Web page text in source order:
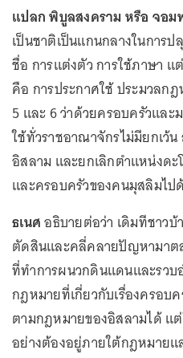
แปลก พิบูลสงคราม หรือ จอม
เป็นชาติเป็นแกนกลางในการ
ชื่อ การแต่งตัว การใช้ภาษา
คือ การประกาศใช้ ประมวล
5 และ 6 ว่าด้วยครอบครัวแล
ใช้ทั่วราชอาณาจักรไม่มียกเว้
อิสลาม และยกเลิกตำแหน่งด
และครอบครัวของคนมุสลิมไป
ธเนศอธิบายต่อว่า เดิมทีชาว
ตัดสินและคลี่คลายปัญหามา
ที่ทำการผนวกดินแดนและรวบ
กฎหมายที่เกี่ยวกับเรื่องครอบ
ตามกฎหมายของอิสลามได้ แ
อย่างต้องอยู่ภายใต้กฎหมายแ